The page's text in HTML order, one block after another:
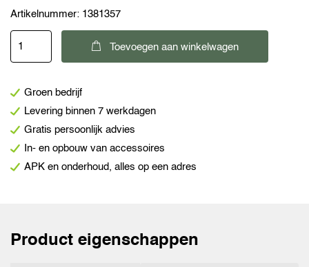
Artikelnummer: 1381357
universeel
ring
3
stuks
aantal
Toevoegen aan winkelwagen
Groen bedrijf
Levering binnen 7 werkdagen
Gratis persoonlijk advies
In- en opbouw van accessoires
APK en onderhoud, alles op een adres
Product eigenschappen